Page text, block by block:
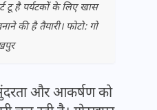
टू है पर्यटकों के लिए खास
की है तैयारी। फोटो: गो
और आकर्षण को